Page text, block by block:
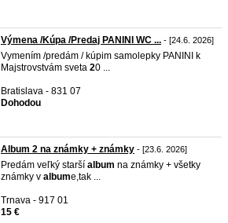
Výmena /Kúpa /Predaj PANINI WC ... - [24.6. 2026]
Vymením /predám / kúpim samolepky PANINI k
Majstrovstvám sveta 20 ...
Bratislava - 831 07
Dohodou
Album 2 na známky + známky - [23.6. 2026]
Predám veľký starší album na známky + všetky
známky v albume,tak ...
Trnava - 917 01
15 €